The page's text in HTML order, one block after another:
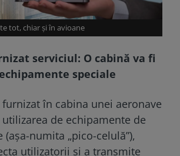
tot, chiar și în avioane
serviciul: O cabină va fi
speciale
în cabina unei aeronave
de echipamente de
(aşa-numita „pico-celulă”),
utilizatorii şi a transmite